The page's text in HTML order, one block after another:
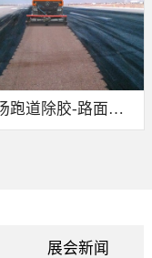
机场跑道除胶-路面标线清除
展会新闻